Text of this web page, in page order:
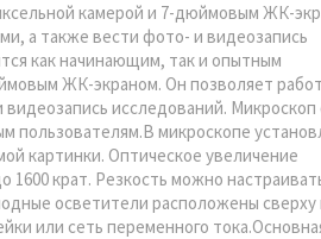
камерой и 7-дюймовым ЖК-
а также вести фото- и видеозапись
как начинающим, так и опытным
ЖК-экраном. Он позволяет
исследований. Микроскоп
пользователям.В микроскопе
картинки. Оптическое увеличение
крат. Резкость можно
осветители расположены сверху
или сеть переменного